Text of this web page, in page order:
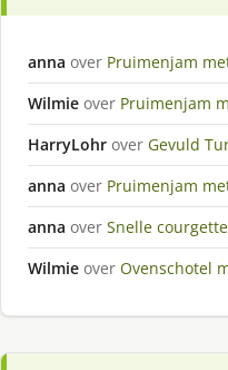
anna over Pruimenjam
Wilmie over Pruimenjam
HarryLohr over Gevuld
anna over Pruimenjam
anna over Snelle
Wilmie over Ovenschotel